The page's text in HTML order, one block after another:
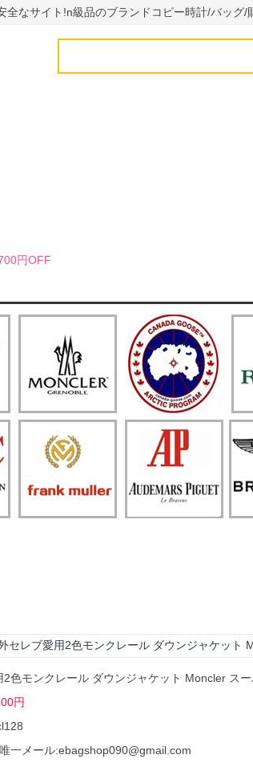
なサイト!n級品のブランドコピー時計/バッ
円OFF
セレブ愛用2色モンクレール ダウンジャケット
2色モンクレール ダウンジャケット Moncler ス
円
一メール:ebagshop090@gmail.com